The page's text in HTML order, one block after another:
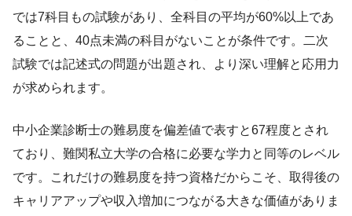
では7科目もの試験があり、全科目の平均が60%以上であ
ることと、40点未満の科目がないことが条件です。二次
試験では記述式の問題が出題され、より深い理解と応用力
が求められます。
中小企業診断士の難易度を偏差値で表すと67程度とされ
ており、難関私立大学の合格に必要な学力と同等のレベル
です。これだけの難易度を持つ資格だからこそ、取得後の
キャリアアップや収入増加につながる大きな価値がありま